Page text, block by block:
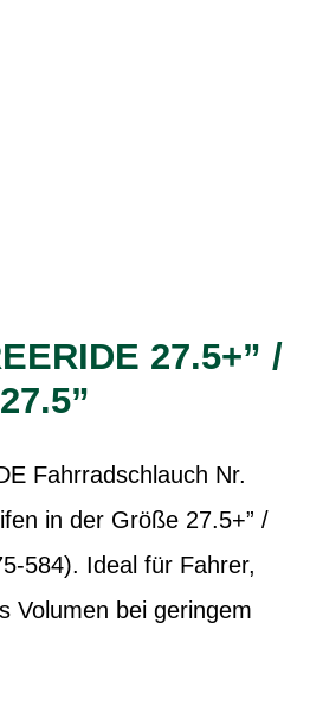
27.5+” /
27.5”
Fahrradschlauch Nr.
in der Größe 27.5+” /
584). Ideal für Fahrer,
Volumen bei geringem